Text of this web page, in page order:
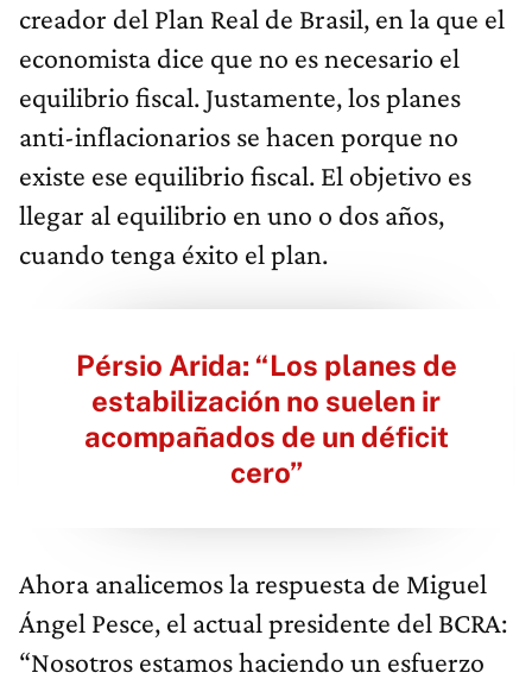
creador del Plan Real de Brasil, en la que el
economista dice que no es necesario el
equilibrio fiscal. Justamente, los planes
anti-inflacionarios se hacen porque no
existe ese equilibrio fiscal. El objetivo es
llegar al equilibrio en uno o dos años,
cuando tenga éxito el plan.
Pérsio Arida: “Los planes de
estabilización no suelen ir
acompañados de un déficit
cero”
Ahora analicemos la respuesta de Miguel
Ángel Pesce, el actual presidente del BCRA:
“Nosotros estamos haciendo un esfuerzo